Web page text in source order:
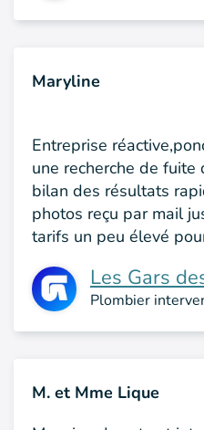
Maryline
Entreprise
une recherche de fuite
bilan des résultats
photos reçu par mail
tarifs un peu élevé
Les Gars
Plombier
M. et Mme Lique